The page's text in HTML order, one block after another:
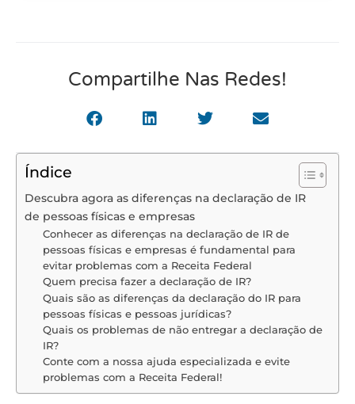
Compartilhe Nas Redes!
Índice
Descubra agora as diferenças na declaração de IR
de pessoas físicas e empresas
Conhecer as diferenças na declaração de IR de
pessoas físicas e empresas é fundamental para
evitar problemas com a Receita Federal
Quem precisa fazer a declaração de IR?
Quais são as diferenças da declaração do IR para
pessoas físicas e pessoas jurídicas?
Quais os problemas de não entregar a declaração de
IR?
Conte com a nossa ajuda especializada e evite
problemas com a Receita Federal!